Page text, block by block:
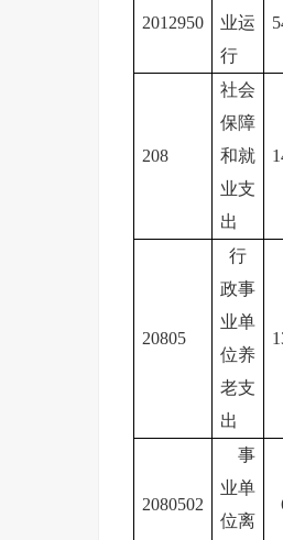
2012950
业运
行
208
社会
保障
和就
业支
出
20805
行
政事
业单
位养
老支
出
2080502
事
业单
位离